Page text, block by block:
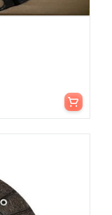
Aggiungi al carrello